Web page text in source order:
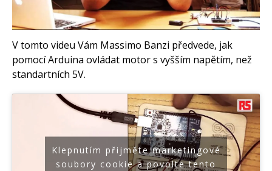
Tinylab
Makeblock
Micro:bit
Videa
Koupit
V tomto videu Vám Massimo Banzi předvede, jak
pomocí Arduina ovládat motor s vyšším napětím, než
standartních 5V.
Klepnutím přijměte marketingové
soubory cookie a povolte tento